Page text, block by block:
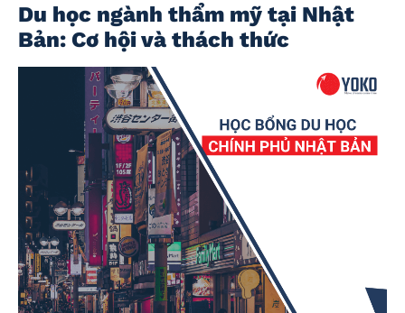
Du học ngành thẩm mỹ tại Nhật
Bản: Cơ hội và thách thức